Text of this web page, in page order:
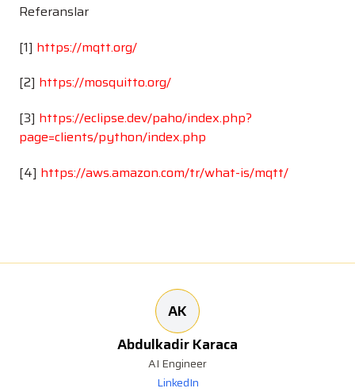
Referanslar
[1] https://mqtt.org/
[2] https://mosquitto.org/
[3] https://eclipse.dev/paho/index.php?
page=clients/python/index.php
[4] https://aws.amazon.com/tr/what-is/mqtt/
AK
Abdulkadir Karaca
AI Engineer
LinkedIn